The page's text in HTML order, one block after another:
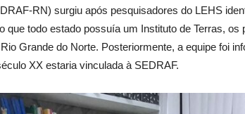
RN) surgiu após pesquisadores do LEHS
que todo estado possuía um Instituto de Terras,
Grande do Norte. Posteriormente, a equipe foi
XX estaria vinculada à SEDRAF.